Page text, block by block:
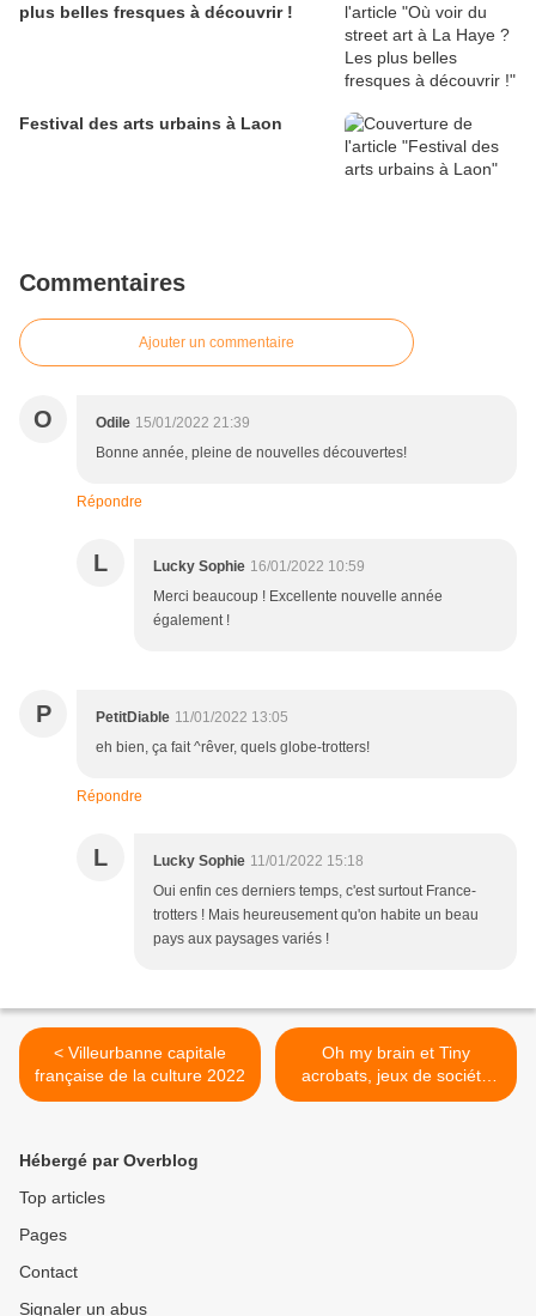
plus belles fresques à découvrir !
Festival des arts urbains à Laon
Commentaires
Ajouter un commentaire
O Odile 15/01/2022 21:39
Bonne année, pleine de nouvelles découvertes!
Répondre
L Lucky Sophie 16/01/2022 10:59
Merci beaucoup ! Excellente nouvelle année
également !
P PetitDiable 11/01/2022 13:05
eh bien, ça fait ^rêver, quels globe-trotters!
Répondre
L Lucky Sophie 11/01/2022 15:18
Oui enfin ces derniers temps, c'est surtout France-
trotters ! Mais heureusement qu'on habite un beau
pays aux paysages variés !
< Villeurbanne capitale
française de la culture 2022
Oh my brain et Tiny
acrobats, jeux de société
avec Ludum >
Hébergé par Overblog
Top articles
Pages
Contact
Signaler un abus